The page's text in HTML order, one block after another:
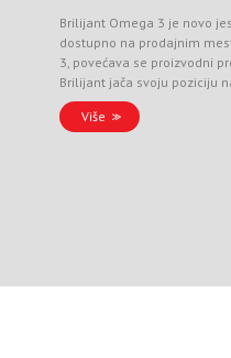
Brilijant Omega 3 je novo
dostupno na prodajnim
3, povećava se proizvodni
Brilijant jača svoju poziciju
Više